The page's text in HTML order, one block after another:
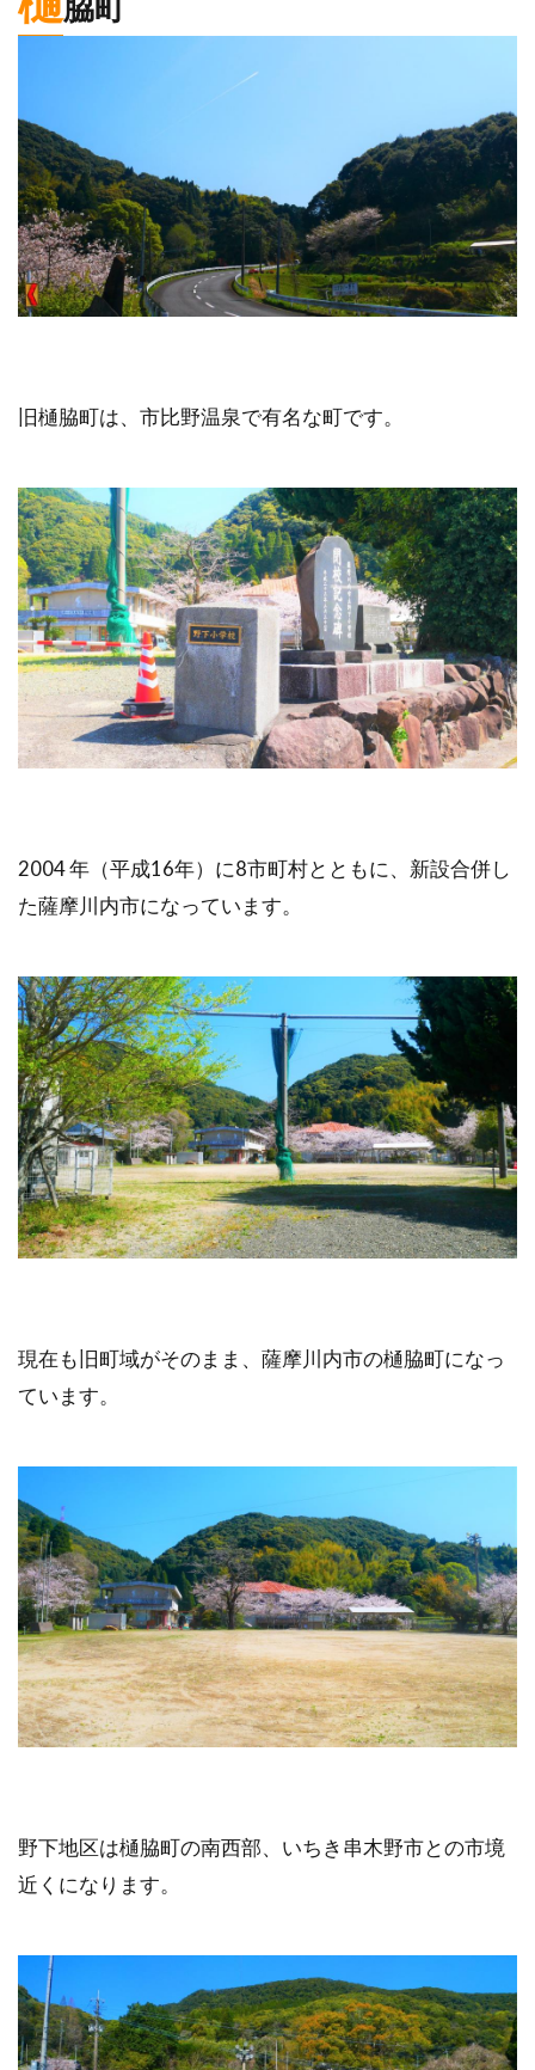
旧樋脇町は、市比野温泉で有名な町です。
2004 年（平成16年）に8市町村とともに、新設合併し
た薩摩川内市になっています。
現在も旧町域がそのまま、薩摩川内市の樋脇町になっ
ています。
野下地区は樋脇町の南西部、いちき串木野市との市境
近くになります。